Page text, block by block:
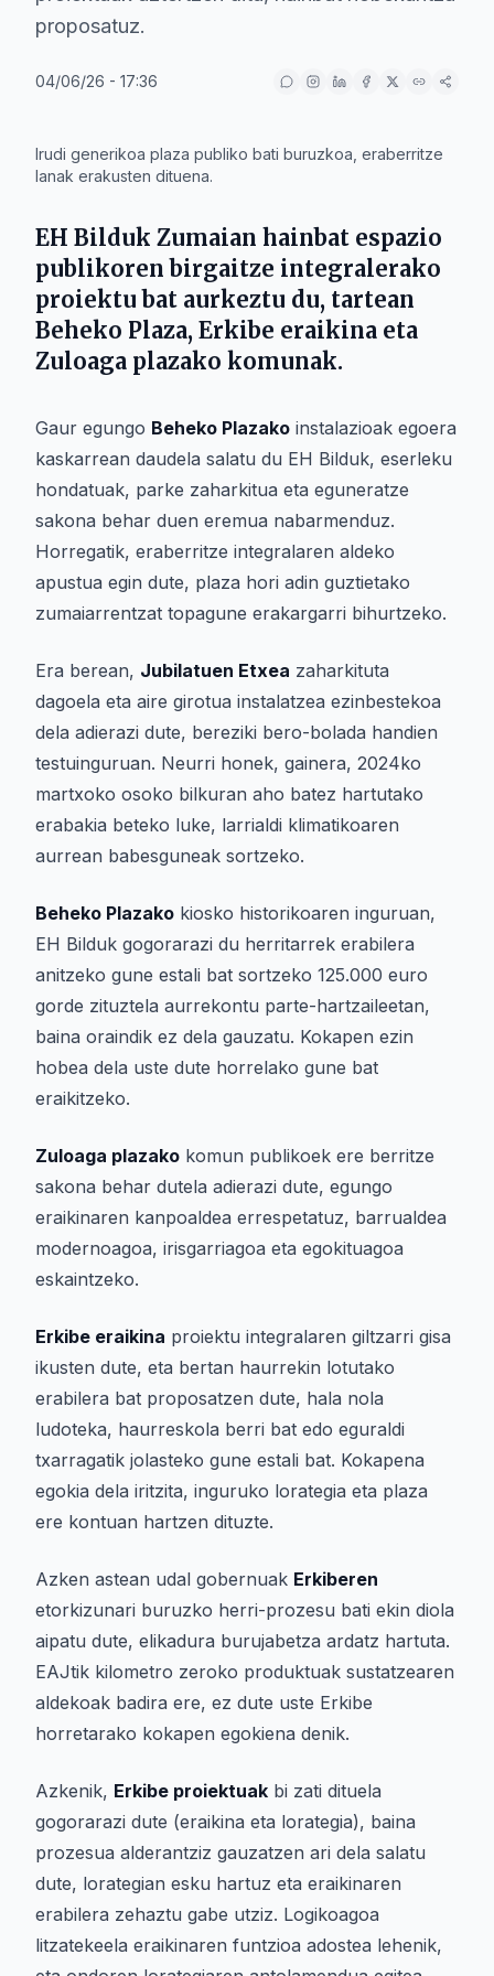
proposatuz.
04/06/26 - 17:36
Irudi generikoa plaza publiko bati buruzkoa, eraberritze
lanak erakusten dituena.
EH Bilduk Zumaian hainbat espazio
publikoren birgaitze integralerako
proiektu bat aurkeztu du, tartean
Beheko Plaza, Erkibe eraikina eta
Zuloaga plazako komunak.
Gaur egungo Beheko Plazako instalazioak egoera
kaskarrean daudela salatu du EH Bilduk, eserleku
hondatuak, parke zaharkitua eta eguneratze
sakona behar duen eremua nabarmenduz.
Horregatik, eraberritze integralaren aldeko
apustua egin dute, plaza hori adin guztietako
zumaiarrentzat topagune erakargarri bihurtzeko.
Era berean, Jubilatuen Etxea zaharkituta
dagoela eta aire girotua instalatzea ezinbestekoa
dela adierazi dute, bereziki bero-bolada handien
testuinguruan. Neurri honek, gainera, 2024ko
martxoko osoko bilkuran aho batez hartutako
erabakia beteko luke, larrialdi klimatikoaren
aurrean babesguneak sortzeko.
Beheko Plazako kiosko historikoaren inguruan,
EH Bilduk gogorarazi du herritarrek erabilera
anitzeko gune estali bat sortzeko 125.000 euro
gorde zituztela aurrekontu parte-hartzaileetan,
baina oraindik ez dela gauzatu. Kokapen ezin
hobea dela uste dute horrelako gune bat
eraikitzeko.
Zuloaga plazako komun publikoek ere berritze
sakona behar dutela adierazi dute, egungo
eraikinaren kanpoaldea errespetatuz, barrualdea
modernoagoa, irisgarriagoa eta egokituagoa
eskaintzeko.
Erkibe eraikina proiektu integralaren giltzarri gisa
ikusten dute, eta bertan haurrekin lotutako
erabilera bat proposatzen dute, hala nola
ludoteka, haurreskola berri bat edo eguraldi
txarragatik jolasteko gune estali bat. Kokapena
egokia dela iritzita, inguruko lorategia eta plaza
ere kontuan hartzen dituzte.
Azken astean udal gobernuak Erkiberen
etorkizunari buruzko herri-prozesu bati ekin diola
aipatu dute, elikadura burujabetza ardatz hartuta.
EAJtik kilometro zeroko produktuak sustatzearen
aldekoak badira ere, ez dute uste Erkibe
horretarako kokapen egokiena denik.
Azkenik, Erkibe proiektuak bi zati dituela
gogorarazi dute (eraikina eta lorategia), baina
prozesua alderantziz gauzatzen ari dela salatu
dute, lorategian esku hartuz eta eraikinaren
erabilera zehaztu gabe utziz. Logikoagoa
litzatekeela eraikinaren funtzioa adostea lehenik,